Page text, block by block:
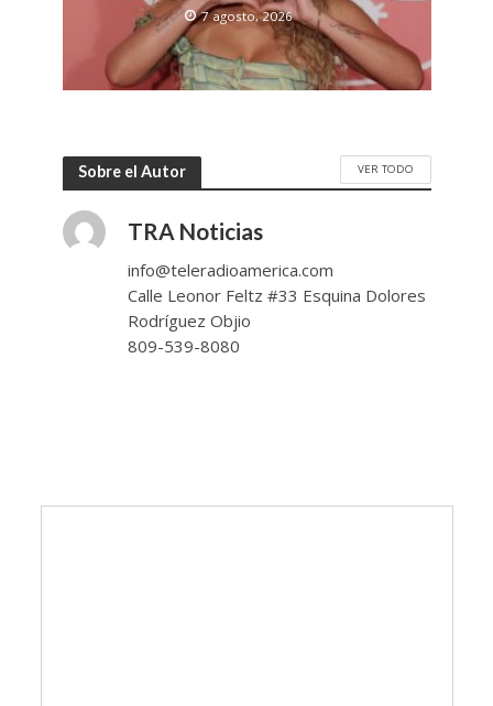
7 agosto, 2026
Sobre el Autor VER TODO
TRA Noticias
info@teleradioamerica.com
Calle Leonor Feltz #33 Esquina Dolores
Rodríguez Objio
809-539-8080